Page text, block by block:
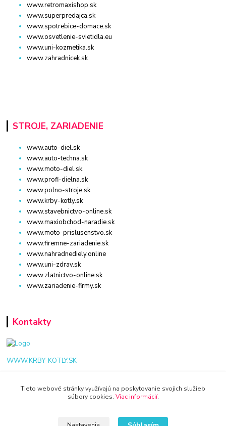
www.retromaxishop.sk
www.superpredajca.sk
www.spotrebice-domace.sk
www.osvetlenie-svietidla.eu
www.uni-kozmetika.sk
www.zahradnicek.sk
STROJE, ZARIADENIE
www.auto-diel.sk
www.auto-techna.sk
www.moto-diel.sk
www.profi-dielna.sk
www.polno-stroje.sk
www.krby-kotly.sk
www.stavebnictvo-online.sk
www.maxiobchod-naradie.sk
www.moto-prislusenstvo.sk
www.firemne-zariadenie.sk
www.nahradnediely.online
www.uni-zdrav.sk
www.zlatnictvo-online.sk
www.zariadenie-firmy.sk
Kontakty
WWW.KRBY-KOTLY.SK
Tieto webové stránky využívajú na poskytovanie svojich služieb
súbory cookies. Viac informácií.